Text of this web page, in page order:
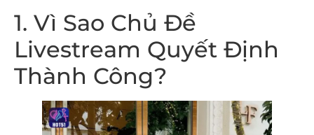
1. Vì Sao Chủ Đề
Livestream Quyết Định
Thành Công?